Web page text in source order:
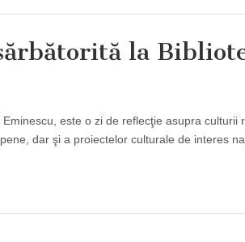
la
este o zi de reflecţie asupra culturii
dar şi a proiectelor culturale de interes